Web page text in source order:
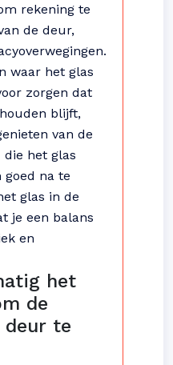
rekening te
de deur,
waar het glas
zorgen dat
blijft,
van de
het glas
goed na te
glas in de
je een balans
en
het
de
deur te